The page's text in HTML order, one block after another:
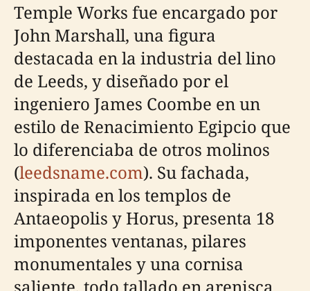
Temple Works fue encargado por
John Marshall, una figura
destacada en la industria del lino
de Leeds, y diseñado por el
ingeniero James Coombe en un
estilo de Renacimiento Egipcio que
lo diferenciaba de otros molinos
(leedsname.com). Su fachada,
inspirada en los templos de
Antaeopolis y Horus, presenta 18
imponentes ventanas, pilares
monumentales y una cornisa